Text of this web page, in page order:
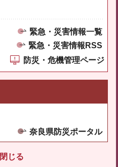
緊急・災害情報一覧
緊急・災害情報RSS
防災・危機管理ページ
奈良県防災ポータル
閉じる